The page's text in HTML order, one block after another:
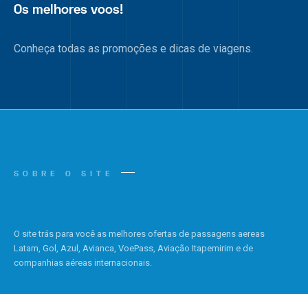
Os melhores voos!
Conheça todas as promoções e dicas de viagens.
SOBRE O SITE
O site trás para você as melhores ofertas de passagens aereas
Latam, Gol, Azul, Avianca, VoePass, Aviação Itapemirim e de
companhias aéreas internacionais.